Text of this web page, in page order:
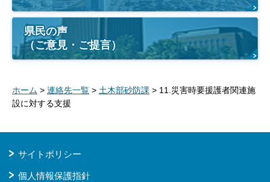
県民の声
（ご意見・ご提言）
ホーム > 連絡先一覧 > 土木部砂防課 > 11.災害時要援護者関連施
設に対する支援
サイトポリシー
個人情報保護指針